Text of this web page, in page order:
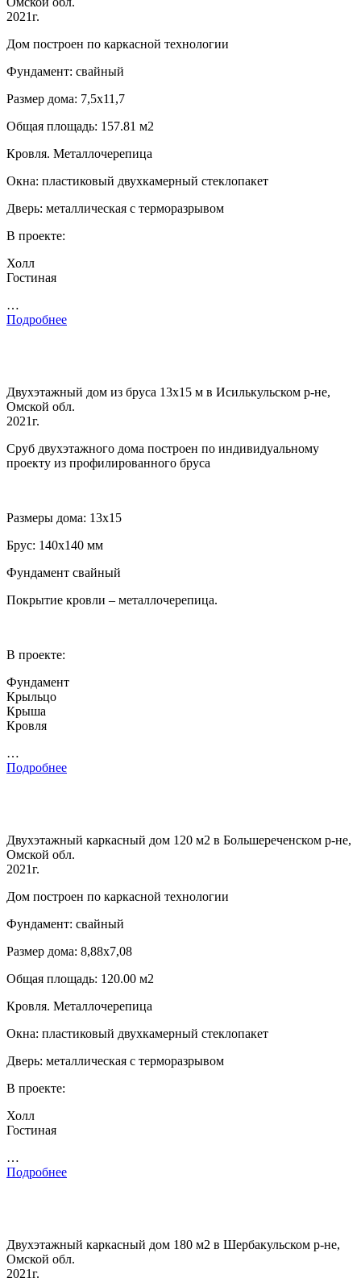
2021г.
Дом построен по каркасной технологии
Фундамент: свайный
Размер дома: 7,5х11,7
Общая площадь: 157.81 м2
Кровля. Металлочерепица
Окна: пластиковый двухкамерный стеклопакет
Дверь: металлическая с терморазрывом
В проекте:
Холл
Гостиная
…
Подробнее
Двухэтажный дом из бруса 13х15 м в Исилькульском р-не,
Омской обл.
2021г.
Сруб двухэтажного дома построен по индивидуальному
проекту из профилированного бруса
Размеры дома: 13х15
Брус: 140х140 мм
Фундамент свайный
Покрытие кровли – металлочерепица.
В проекте:
Фундамент
Крыльцо
Крыша
Кровля
…
Подробнее
Двухэтажный каркасный дом 120 м2 в Большереченском р-не,
Омской обл.
2021г.
Дом построен по каркасной технологии
Фундамент: свайный
Размер дома: 8,88х7,08
Общая площадь: 120.00 м2
Кровля. Металлочерепица
Окна: пластиковый двухкамерный стеклопакет
Дверь: металлическая с терморазрывом
В проекте:
Холл
Гостиная
…
Подробнее
Двухэтажный каркасный дом 180 м2 в Шербакульском р-не,
Омской обл.
2021г.